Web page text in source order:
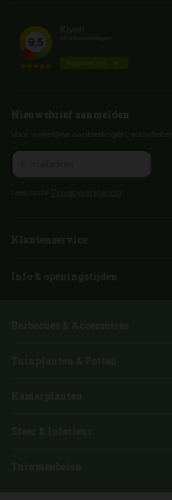
Nieuwsbrief aanmelden
Voor wekelijkse aanbiedingen,
Lees onze Privacyverklaring
Klantenservice
Info & openingstijden